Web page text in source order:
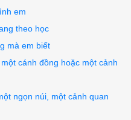
em
theo học
mà em biết
cánh đồng hoặc một cảnh
ngọn núi, một cảnh quan